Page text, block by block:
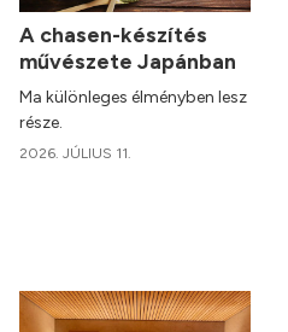
A chasen-készítés
művészete Japánban
Ma különleges élményben lesz
része.
2026. JÚLIUS 11.